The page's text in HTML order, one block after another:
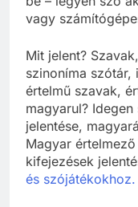
vagy
Mit jelent?
szinoníma
értelmű szavak,
magyarul?
jelentése,
Magyar
kifejezések
és szójátékokhoz.